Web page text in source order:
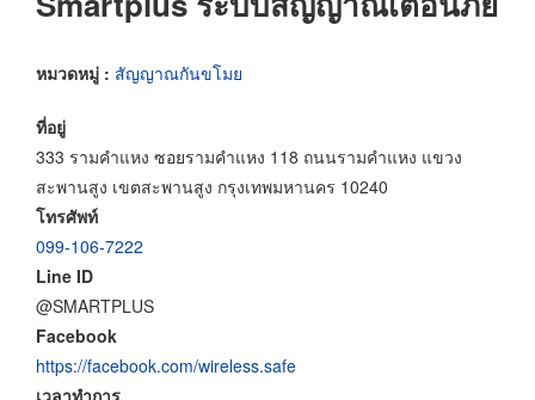
หมวดหมู่ : สัญญาณกันขโมย
ที่อยู่
333 รามคำแหง ซอยรามคำแหง 118 ถนนรามคำแหง แขวง
สะพานสูง เขตสะพานสูง กรุงเทพมหานคร 10240
โทรศัพท์
099-106-7222
Line ID
@SMARTPLUS
Facebook
https://facebook.com/wireless.safe
เวลาทำการ